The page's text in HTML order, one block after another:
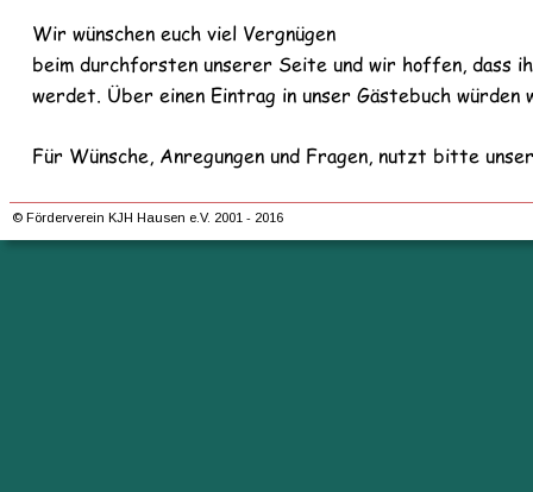
Wir wünschen euch viel Vergnügen
beim durchforsten unserer Seite und wir hoffen, dass
werdet. Über einen Eintrag in unser Gästebuch würden
Für Wünsche, Anregungen und Fragen, nutzt bitte
© Förderverein KJH Hausen e.V. 2001 - 2016